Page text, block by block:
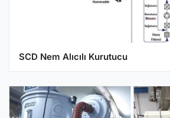
SCD Nem Alıcılı Kurutucu